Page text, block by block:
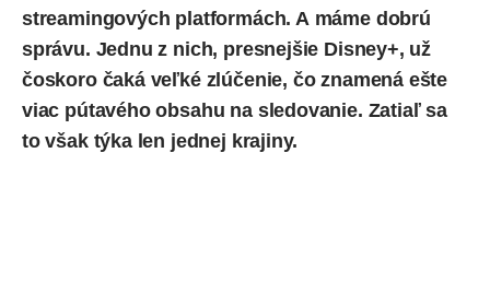
streamingových platformách. A máme dobrú
správu. Jednu z nich, presnejšie Disney+, už
čoskoro čaká veľké zlúčenie, čo znamená ešte
viac pútavého obsahu na sledovanie. Zatiaľ sa
to však týka len jednej krajiny.